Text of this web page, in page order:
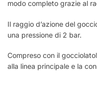
modo completo grazie al
Il raggio d’azione del
una pressione di 2 bar.
Compreso con il
alla linea principale e la